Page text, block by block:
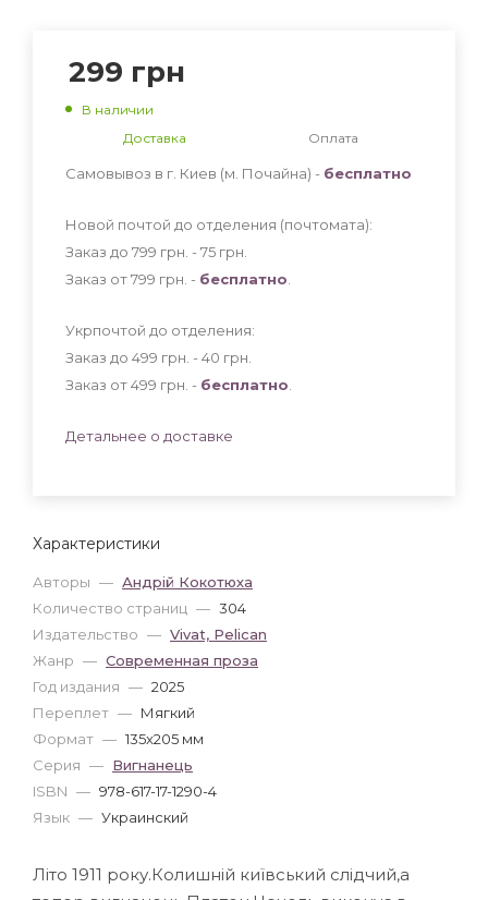
Характеристики
Авторы — Андрій Кокотюха
Количество страниц — 304
Издательство — Vivat, Pelican
Жанр — Современная проза
Год издания — 2025
Переплет — Мягкий
Формат — 135x205 мм
Серия — Вигнанець
ISBN — 978-617-17-1290-4
Язык — Украинский
299 грн
В наличии
Доставка
Оплата
Самовывоз в г. Киев (м. Почайна) - бесплатно
Новой почтой до отделения (почтомата):
Заказ до 799 грн. - 75 грн
Заказ от 799 грн. - бесплатно
Укрпочтой до отделения:
Заказ до 499 грн. - 40 грн
Заказ от 499 грн. - бесплатно
Детальнее о доставке
Літо 1911 року.Колишній київський слідчий,а